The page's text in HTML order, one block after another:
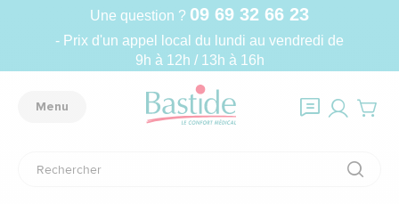
Une question ? 09 69 32 66 23
- Prix d'un appel local du lundi au vendredi de
9h à 12h / 13h à 16h
Menu